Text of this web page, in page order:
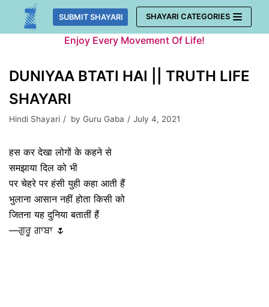
Skip
SUBMIT SHAYARI SHAYARI CATEGORIES
Enjoy Every Movement Of Life!
DUNIYAA BTATI HAI || TRUTH LIFE
SHAYARI
Hindi Shayari by Guru Gaba July 4, 2021
हस कर देखा लोगों के कहने से
समझाया दिल को भी
पर चेहरे पर हंसी युही कहा आती हैं
भुलाना आसान नहीं होता किसी को
जितना यह दुनिया बतातीं हैं
—ਗੁਰੂ ਗਾਬਾ 🌷